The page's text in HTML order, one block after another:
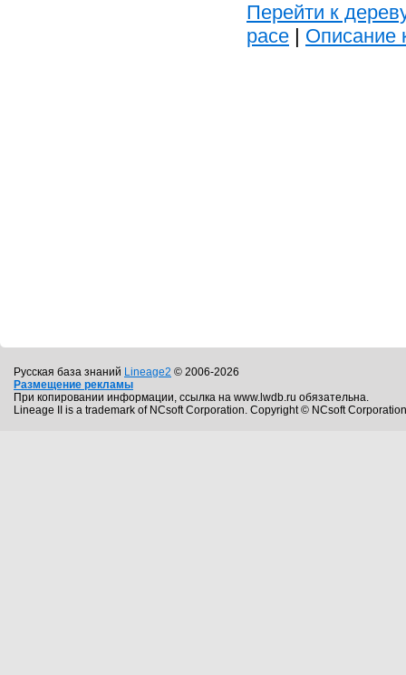
Перейти к
расе | Описание
Русская база знаний Lineage2 © 2006-2026
Размещение рекламы
При копировании информации, ссылка на www.lwdb.ru обязательна.
Lineage II is a trademark of NCsoft Corporation. Copyright © NCsoft